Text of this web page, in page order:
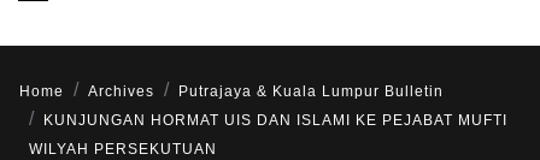
Home Archives
Putrajaya & Kuala Lumpur Bulletin
KUNJUNGAN HORMAT UIS DAN ISLAMI KE PEJABAT MUFTI
WILYAH PERSEKUTUAN